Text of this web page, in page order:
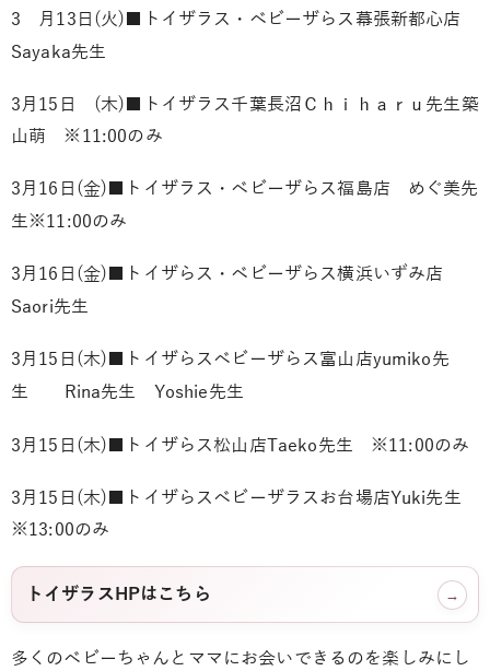
3 月13日(火)■トイザラス・ベビーザらス幕張新都心店
Sayaka先生
3月15日 (木)■トイザラス千葉長沼 Ｃｈｉｈａｒｕ先生築
山萌 ※11:00のみ
3月16日(金)■トイザラス・ベビーザらス福島店
めぐ美先
生※11:00のみ
3月16日(金)■トイザらス・ベビーザらス横浜いずみ店
Saori先生
3月15日(木)■トイザらスベビーザらス富山店yumiko先
生
Rina先生 Yoshie先生
3月15日(木)■トイザらス松山店Taeko先生 ※11:00のみ
3月15日(木)■トイザらスベビーザラスお台場店Yuki先生
※13:00のみ
トイザラスHPはこちら →
多くのベビーちゃんとママにお会いできるのを楽しみにし